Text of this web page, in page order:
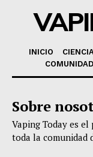
INICIO CIENCIA
COMUNIDAD
Sobre
Vaping Today es
toda la comunidad